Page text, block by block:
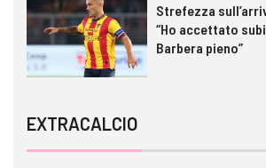
Strefezza
“Ho accettato
Barbera pieno”
EXTRACALCIO